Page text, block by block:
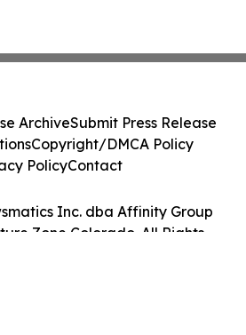
Inc. dba Affinity Group
Zone Colorado. All Rights
ArchiveSubmit Press Release
Copyright/DMCA Policy
PolicyContact